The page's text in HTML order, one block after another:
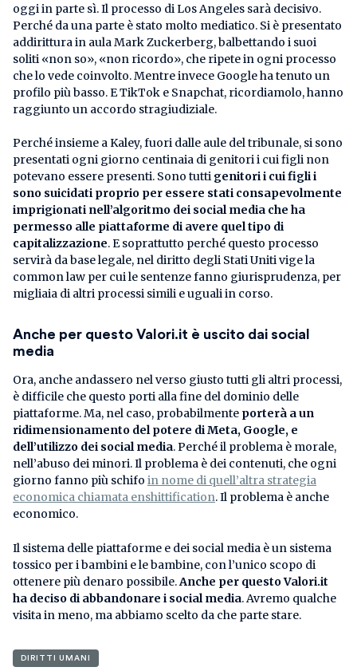
oggi in parte sì. Il processo di Los Angeles sarà decisivo.
Perché da una parte è stato molto mediatico. Si è presentato
addirittura in aula Mark Zuckerberg, balbettando i suoi
soliti «non so», «non ricordo», che ripete in ogni processo
che lo vede coinvolto. Mentre invece Google ha tenuto un
profilo più basso. E TikTok e Snapchat, ricordiamolo, hanno
raggiunto un accordo stragiudiziale.
Perché insieme a Kaley, fuori dalle aule del tribunale, si sono
presentati ogni giorno centinaia di genitori i cui figli non
potevano essere presenti. Sono tutti genitori i cui figli i
sono suicidati proprio per essere stati consapevolmente
imprigionati nell’algoritmo dei social media che ha
permesso alle piattaforme di avere quel tipo di
capitalizzazione. E soprattutto perché questo processo
servirà da base legale, nel diritto degli Stati Uniti vige la
common law per cui le sentenze fanno giurisprudenza, per
migliaia di altri processi simili e uguali in corso.
Anche per questo Valori.it è uscito dai social
media
Ora, anche andassero nel verso giusto tutti gli altri processi,
è difficile che questo porti alla fine del dominio delle
piattaforme. Ma, nel caso, probabilmente porterà a un
ridimensionamento del potere di Meta, Google, e
dell’utilizzo dei social media. Perché il problema è morale,
nell’abuso dei minori. Il problema è dei contenuti, che ogni
giorno fanno più schifo in nome di quell’altra strategia
economica chiamata enshittification. Il problema è anche
economico.
Il sistema delle piattaforme e dei social media è un sistema
tossico per i bambini e le bambine, con l’unico scopo di
ottenere più denaro possibile.Anche per questo Valori.it
ha deciso di abbandonare i social media. Avremo qualche
visita in meno, ma abbiamo scelto da che parte stare.
DIRITTI UMANI